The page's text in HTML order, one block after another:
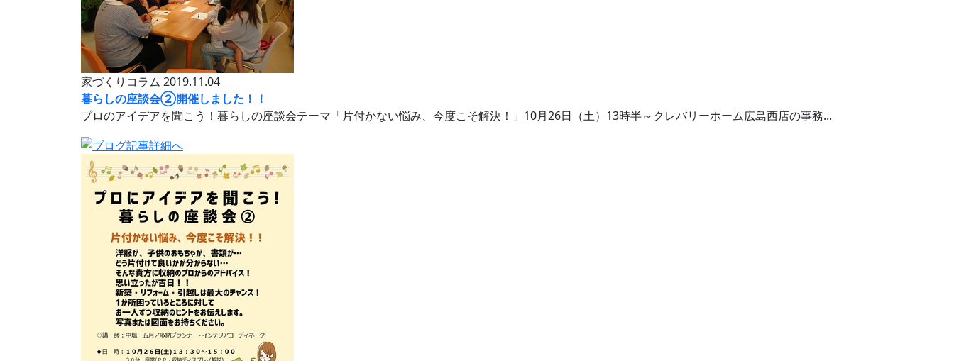
家づくりコラム 2019.11.04
暮らしの座談会②開催しました！！
プロのアイデアを聞こう！暮らしの座談会テーマ「片付かない悩み、今度こそ解決！」10月26日（土）13時半～クレバリーホーム広島西店の事務...